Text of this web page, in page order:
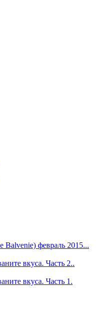
февраль 2015...
вкуса. Часть 2..
вкуса. Часть 1.